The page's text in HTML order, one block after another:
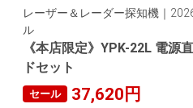
レーザー＆レーダー探知機｜
ル
《本店限定》YPK-22L 電源
ドセット
セール 37,620円